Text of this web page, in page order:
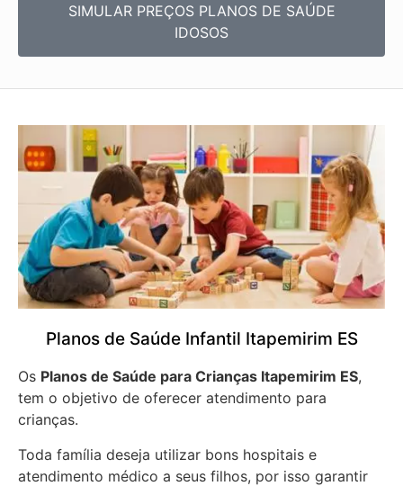
SIMULAR PREÇOS PLANOS DE SAÚDE
IDOSOS
Planos de Saúde Infantil Itapemirim ES
Os Planos de Saúde para Crianças Itapemirim ES,
tem o objetivo de oferecer atendimento para
crianças.
Toda família deseja utilizar bons hospitais e
atendimento médico a seus filhos, por isso garantir